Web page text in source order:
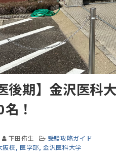
後期】金沢医科
！
下田侑生
受験攻略ガイド
阪校 医学部 金沢医科大学